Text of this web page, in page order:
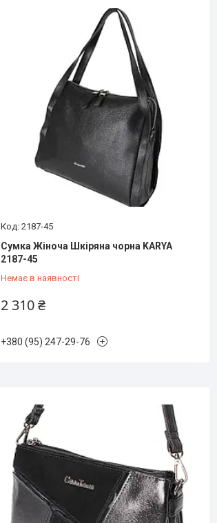
2187-45
Сумка Жіноча Шкіряна чорна KARYA
2187-45
Немає в наявності
2 310 ₴
+380 (95) 247-29-76